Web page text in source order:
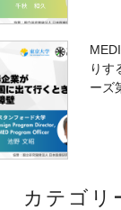
りす
ーズ
カテゴリ